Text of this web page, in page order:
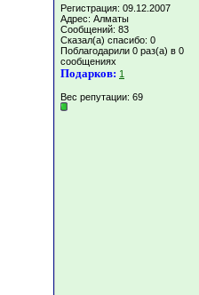
Регистрация: 09.12.2007
Адрес: Алматы
Сообщений: 83
Сказал(а) спасибо: 0
Поблагодарили 0 раз(а) в 0
сообщениях
Подарков: 1
Вес репутации: 69